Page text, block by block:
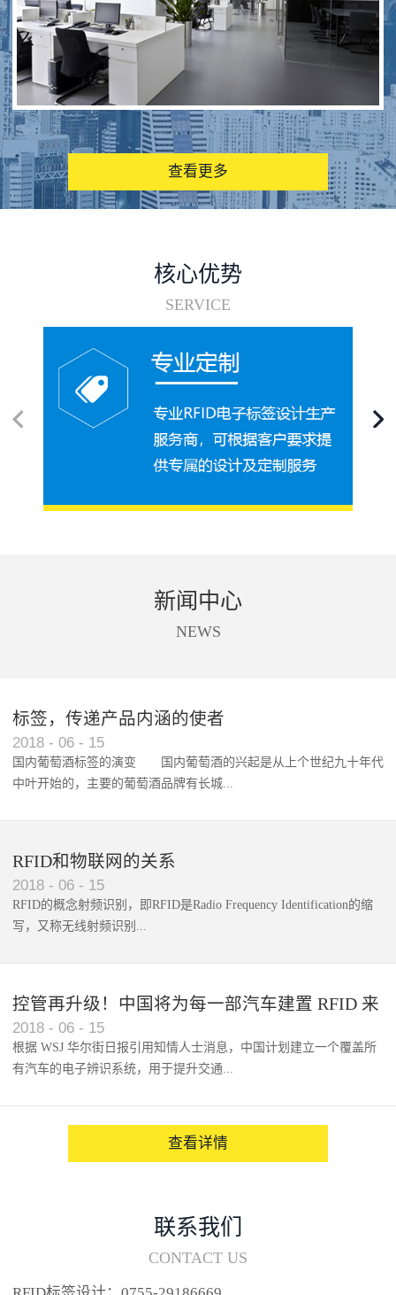
图书馆RFID电子标签管理系统
查看更多
核心优势
SERVICE
新闻中心
NEWS
标签，传递产品内涵的使者
2018 - 06 - 15
国内葡萄酒标签的演变 国内葡萄酒的兴起是从上个世纪九十年代
中叶开始的，主要的葡萄酒品牌有长城...
RFID和物联网的关系
2018 - 06 - 15
RFID的概念射频识别，即RFID是Radio Frequency Identification的缩
写，又称无线射频识别...
控管再升级！中国将为每一部汽车建置 RFID 来
架构辨识系统
2018 - 06 - 15
根据 WSJ 华尔街日报引用知情人士消息，中国计划建立一个覆盖所
有汽车的电子辨识系统，用于提升交通...
查看详情
联系我们
CONTACT US